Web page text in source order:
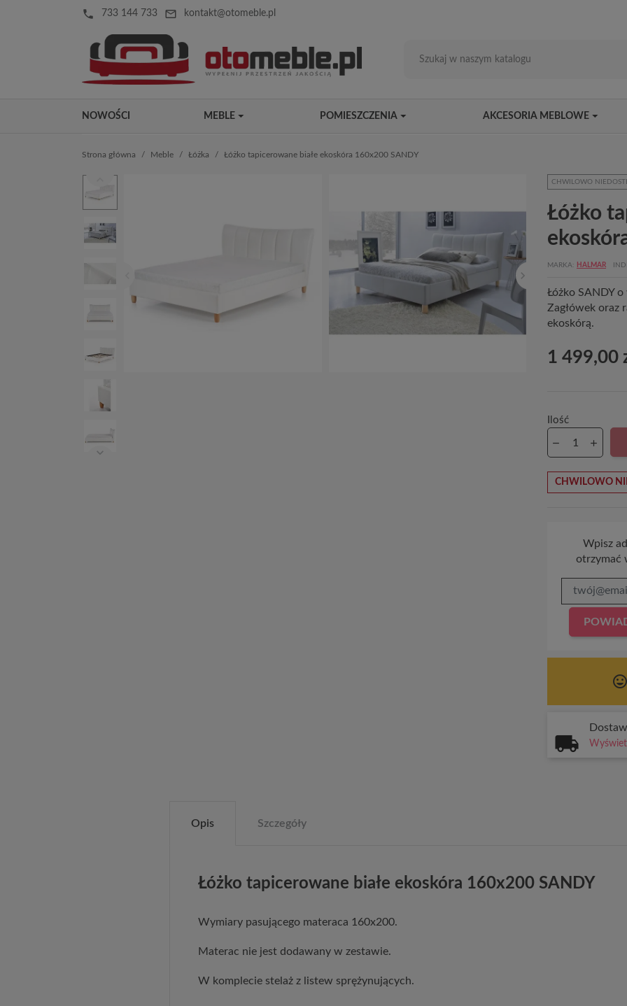
local_phone 733 144 733 mail_outline kontakt@otomeble.pl
NOWOŚCI MEBLE POMIESZCZENIA AKCESORIA MEBLOWE
Strona główna Meble Łóżka Łóżko tapicerowane białe ekoskóra 160x200 SANDY
CHWILOWO
Łóżko
MARKA HALMAR
Łóżko SANDY
Zagłówek oraz
ekoskórą.
1 499,00
Ilość
CHWILOWO
Wpisz
otrzymać
Opis Szczegóły
Łóżko tapicerowane białe ekoskóra 160x200 SANDY
Wymiary pasującego materaca 160x200.
Materac nie jest dodawany w zestawie.
W komplecie stelaż z listew sprężynujących.